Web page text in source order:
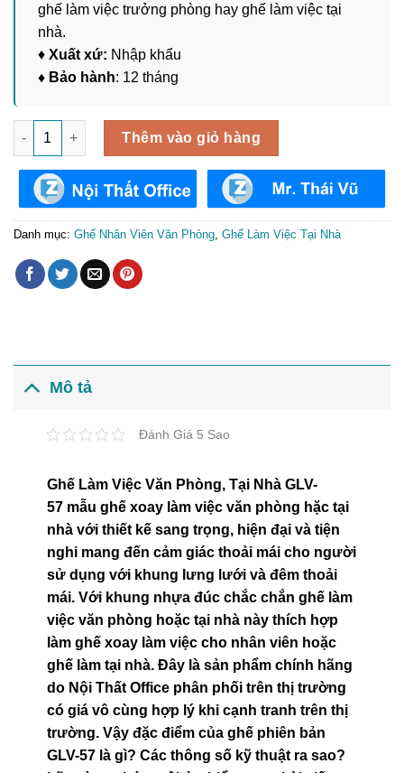
ghế làm việc trưởng phòng hay ghế làm việc tại
nhà.
♦ Xuất xứ: Nhập khẩu
♦ Bảo hành: 12 tháng
Ghế Làm Việc Văn Phòng, Tại Nhà GLV-57 số lượng
Thêm vào giỏ hàng
Danh mục: Ghế Nhân Viên Văn Phòng Ghế Làm Việc Tại Nhà
Mô tả
Đánh Giá 5 Sao
Ghế Làm Việc Văn Phòng, Tại Nhà GLV-
57 mẫu ghế xoay làm việc văn phòng hặc tại
nhà với thiết kế sang trọng, hiện đại và tiện
nghi mang đến cảm giác thoải mái cho người
sử dụng với khung lưng lưới và đêm thoải
mái. Với khung nhựa đúc chắc chắn ghế làm
việc văn phòng hoặc tại nhà này thích hợp
làm ghế xoay làm việc cho nhân viên hoặc
ghế làm tại nhà. Đây là sản phẩm chính hãng
do Nội Thất Office phân phối trên thị trường
có giá vô cùng hợp lý khi cạnh tranh trên thị
trường. Vậy đặc điểm của ghế phiên bản
GLV-57 là gì? Các thông số kỹ thuật ra sao?